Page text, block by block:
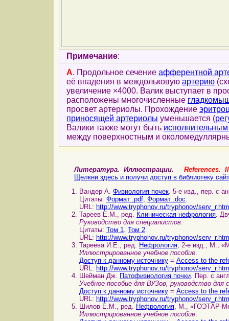
Примечание:
А. Продольное сечение афферентной
её впадения в междольковую артерию
увеличение ×4000. Валик выступает в
расположены многочисленные
просвет артериолы. Прохождение
приносящей артериолы уменьшается (
Валики также могут быть
между поверхностным и
Литература. Иллюстрации. References.
Щелкни здесь и получи доступ в библиотеку
Вандер А. Физиология почек. 5-е изд., пер. с
Цитаты: Формат .pdf, Формат .doc.
URL: http://www.tryphonov.ru/tryphonov/
Тареев Е.М., ред. Клиническая нефрология.
Руководство для специалистов.
Цитаты: Том 1. Том 2.
URL: http://www.tryphonov.ru/tryphonov/
Тареева И.Е., ред. Нефрология, 2-е изд., М.,
Иллюстрированное учебное пособие.
Доступ к данному источнику = Access to the
URL: http://www.tryphonov.ru/tryphonov/
Шейман Дж. Патофизиология почки. Пер. с
Учебное пособие для ВУЗов, руководство для
Доступ к данному источнику = Access to the
URL: http://www.tryphonov.ru/tryphonov/
Шилов Е.М., ред. Нефрология, М., «ГОЭТАР-
Иллюстрированное учебное пособие.